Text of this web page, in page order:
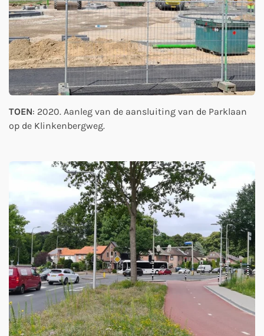
TOEN: 2020. Aanleg van de aansluiting van de Parklaan
op de Klinkenbergweg.